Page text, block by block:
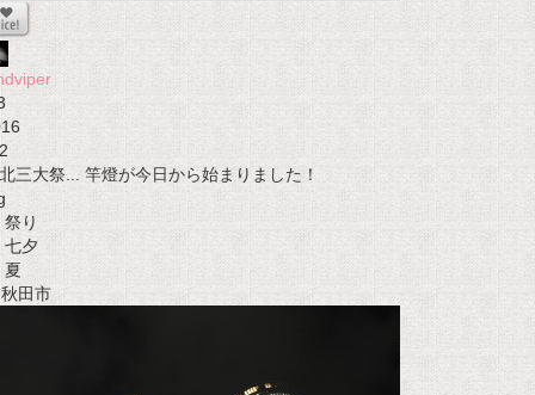
2
三大祭... 竿燈が今日から始まりました！
祭り
七夕
夏
田市